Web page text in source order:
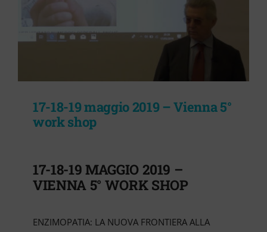
17-18-19 maggio 2019 – Vienna 5°
work shop
17-18-19 MAGGIO 2019 –
VIENNA 5° WORK SHOP
ENZIMOPATIA: LA NUOVA FRONTIERA ALLA